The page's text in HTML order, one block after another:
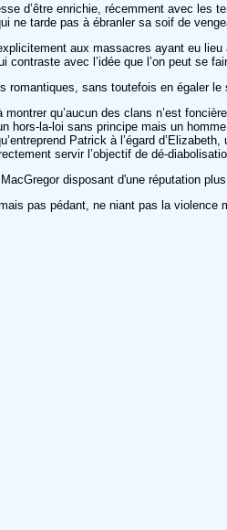
d’être enrichie, récemment avec les
ne tarde pas à ébranler sa soif de
aux massacres ayant eu
avec l’idée que l’on peut se
sans toutefois en égaler le
qu’aucun des clans n’est
la-loi sans principe mais un
Patrick à l’égard
servir l’objectif de dé-
disposant d'une réputation
pas pédant, ne niant pas la